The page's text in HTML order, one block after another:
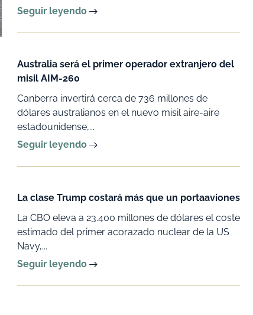
Seguir leyendo
Australia será el primer operador extranjero del
misil AIM-260
Canberra invertirá cerca de 736 millones de
dólares australianos en el nuevo misil aire-aire
estadounidense,...
Seguir leyendo
La clase Trump costará más que un portaaviones
La CBO eleva a 23.400 millones de dólares el coste
estimado del primer acorazado nuclear de la US
Navy,...
Seguir leyendo